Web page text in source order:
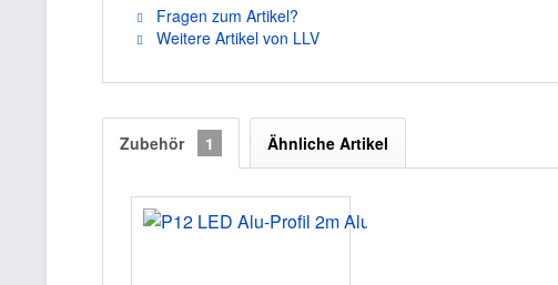
Fragen zum Artikel?
Weitere Artikel von LLV
Zubehör 1 Ähnliche Artikel